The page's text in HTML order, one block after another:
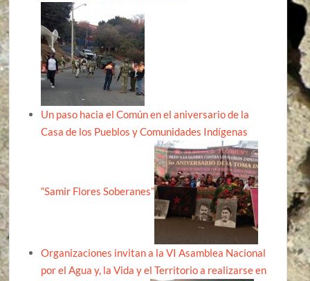
Un paso hacia el Común en el aniversario de la
Casa de los Pueblos y Comunidades Indígenas
“Samir Flores Soberanes”
Organizaciones invitan a la VI Asamblea Nacional
por el Agua y, la Vida y el Territorio a realizarse en